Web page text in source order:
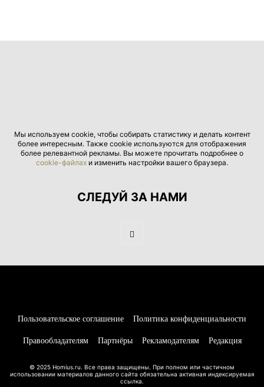
Мы используем cookie, чтобы собирать статистику и делать контент
более интересным. Также cookie используются для отображения
более релевантной рекламы. Вы можете прочитать подробнее о
cookie-файлах и изменить настройки вашего браузера.
СЛЕДУЙ ЗА НАМИ
Пользовательское соглашение Политика конфиденциальности
Правообладателям Партнёры Рекламодателям Редакция
© 2025 Homius.ru. Все права защищены. При полном или частичном
использовании материалов данного сайта обязательна активная индексируемая
ссылка.